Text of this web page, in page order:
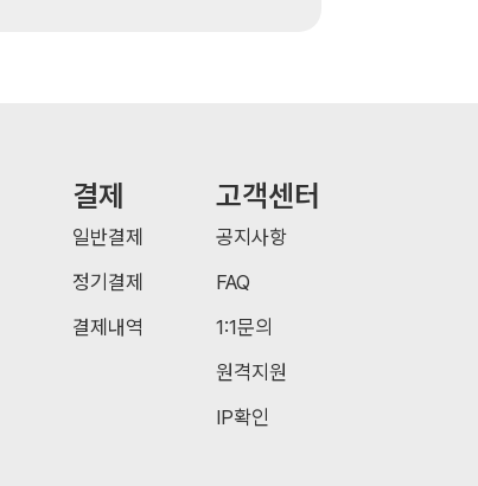
결제
일반결제
정기결제
결제내역
고객센터
공지사항
FAQ
1:1문의
원격지원
IP확인